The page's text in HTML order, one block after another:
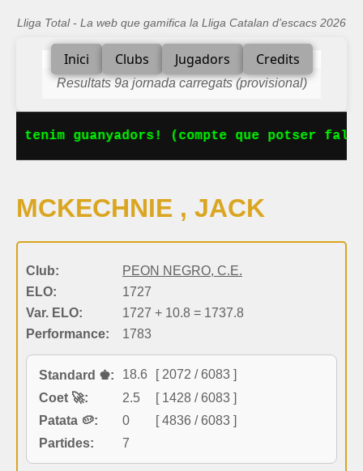
Lliga Total - La web que gamifica la Lliga Catalan d'escacs 2026
Inici Clubs Jugadors Credits
Resultats 9a jornada carregats (provisional)
tenim guanyadors! (compte que potser
MCKECHNIE , JACK
Club:
PEON NEGRO, C.E.
ELO:
1727
Var. ELO:
1727 + 10.8 = 1737.8
Performance:
1783
Standard ♚: 18.6
[ 2072 / 6083 ]
Coet 🚀:
2.5
[ 1428 / 6083 ]
Patata 🥔:
0
[ 4836 / 6083 ]
Partides:
7